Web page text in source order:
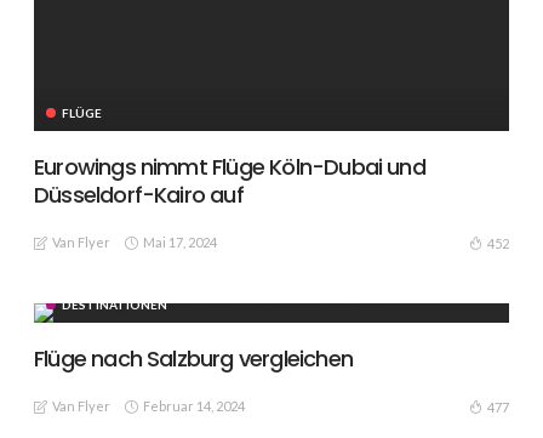
FLÜGE
Eurowings nimmt Flüge Köln-Dubai und
Düsseldorf-Kairo auf
Van Flyer Mai 17, 2024 452
DESTINATIONEN
Flüge nach Salzburg vergleichen
Van Flyer Februar 14, 2024 477